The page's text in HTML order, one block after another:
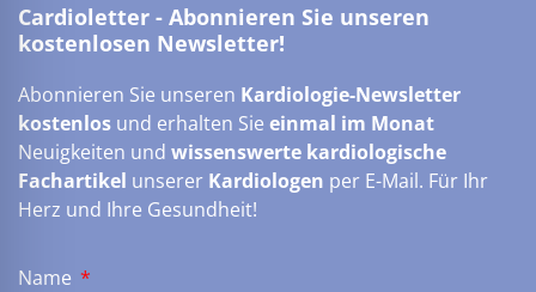
Cardioletter - Abonnieren Sie unseren
kostenlosen Newsletter!
Abonnieren Sie unseren Kardiologie-Newsletter
kostenlos und erhalten Sie einmal im Monat
Neuigkeiten und wissenswerte kardiologische
Fachartikel unserer Kardiologen per E-Mail. Für Ihr
Herz und Ihre Gesundheit!
Name